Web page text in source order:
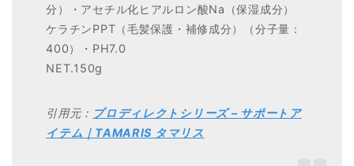
分）・アセチル化ヒアルロン酸Na（保湿成分）
ケラチンPPT（毛髪保護・補修成分）（分子量：
400）・PH7.0
NET.150g
引用元： プロディレクトシリーズ – サポートア
イテム｜TAMARIS タマリス